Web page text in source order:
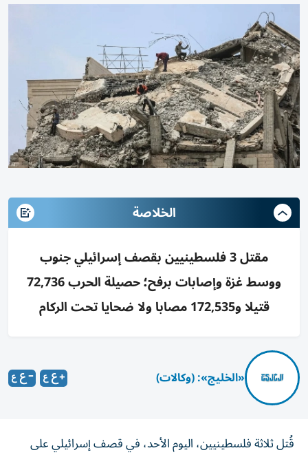
الخلاصة
مقتل 3 فلسطينيين بقصف إسرائيلي جنوب
ووسط غزة وإصابات برفح؛ حصيلة الحرب 72,736
قتيلا و172,535 مصابا ولا ضحايا تحت الركام
«الخليج»: (وكالات)
قُتل ثلاثة فلسطينيين، اليوم الأحد، في قصف إسرائيلي على